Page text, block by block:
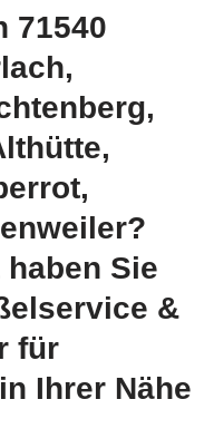
71540
Sie
&
für
Ihrer Nähe